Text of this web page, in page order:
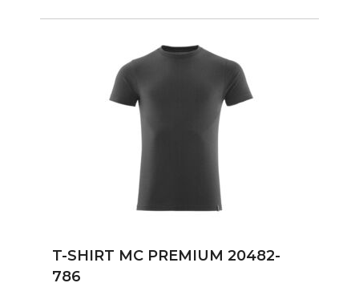
T-SHIRT MC PREMIUM 20482-
786